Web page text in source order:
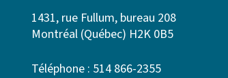
1431, rue Fullum, bureau 208
Montréal (Québec) H2K 0B5
Téléphone : 514 866-2355